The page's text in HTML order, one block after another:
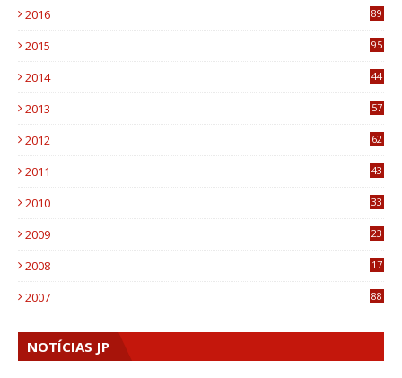
2016
89
2015
95
2014
44
2013
57
2012
62
2011
43
2010
33
2009
23
2008
17
2007 88
NOTÍCIAS JP